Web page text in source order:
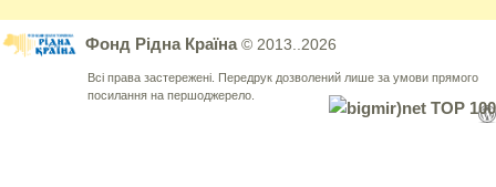
Фонд Рідна Країна© 2013..2026
Всі права застережені. Передрук дозволений лише за умови прямого
посилання на першоджерело.